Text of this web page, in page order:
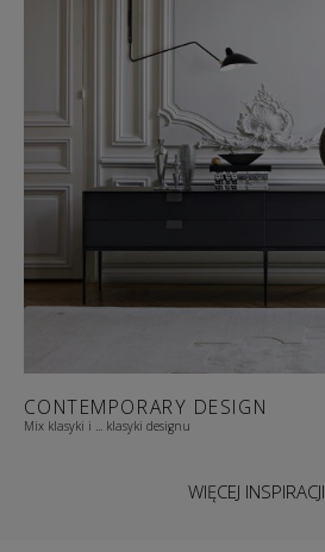
CONTEMPORARY DESIGN
Mix klasyki i ... klasyki designu
WIĘCEJ INSPIRACJI